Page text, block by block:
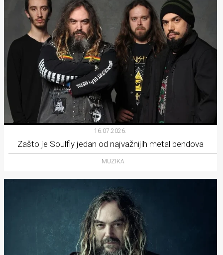
16.07.2026.
Zašto je Soulfly jedan od najvažnijih metal bendova
MUZIKA